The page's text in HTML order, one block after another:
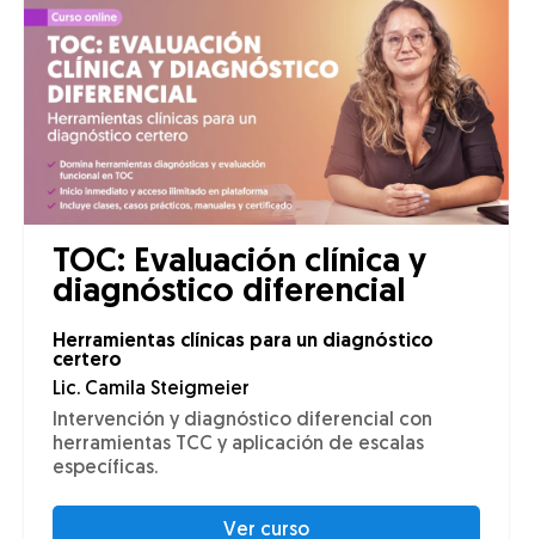
TOC: Evaluación clínica y
diagnóstico diferencial
Herramientas clínicas para un diagnóstico
certero
Lic. Camila Steigmeier
Intervención y diagnóstico diferencial con
herramientas TCC y aplicación de escalas
específicas.
Ver curso